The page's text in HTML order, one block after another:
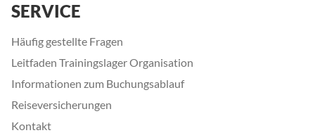
SERVICE
Häufig gestellte Fragen
Leitfaden Trainingslager Organisation
Informationen zum Buchungsablauf
Reiseversicherungen
Kontakt